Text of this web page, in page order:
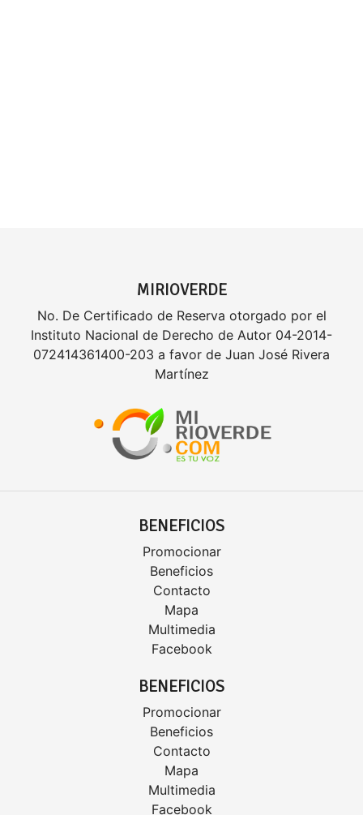
MIRIOVERDE
No. De Certificado de Reserva otorgado por el
Instituto Nacional de Derecho de Autor 04-2014-
072414361400-203 a favor de Juan José Rivera
Martínez
BENEFICIOS
Promocionar
Beneficios
Contacto
Mapa
Multimedia
Facebook
BENEFICIOS
Promocionar
Beneficios
Contacto
Mapa
Multimedia
Facebook